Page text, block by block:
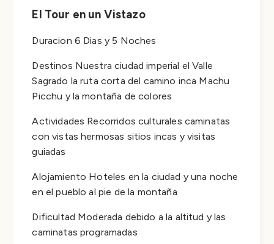
El Tour en un Vistazo
Duracion 6 Dias y 5 Noches
Destinos Nuestra ciudad imperial el Valle
Sagrado la ruta corta del camino inca Machu
Picchu y la montaña de colores
Actividades Recorridos culturales caminatas
con vistas hermosas sitios incas y visitas
guiadas
Alojamiento Hoteles en la ciudad y una noche
en el pueblo al pie de la montaña
Dificultad Moderada debido a la altitud y las
caminatas programadas